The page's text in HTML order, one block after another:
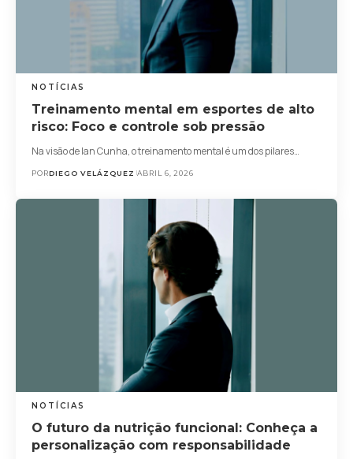
NOTÍCIAS
Treinamento mental em esportes de alto
risco: Foco e controle sob pressão
Na visão de Ian Cunha, o treinamento mental é um dos pilares…
PORDIEGO VELÁZQUEZ ABRIL 6, 2026
NOTÍCIAS
O futuro da nutrição funcional: Conheça a
personalização com responsabilidade